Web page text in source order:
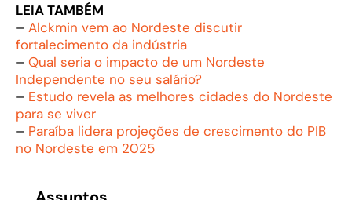
LEIA TAMBÉM
– Alckmin vem ao Nordeste discutir
fortalecimento da indústria
– Qual seria o impacto de um Nordeste
Independente no seu salário?
– Estudo revela as melhores cidades do Nordeste
para se viver
– Paraíba lidera projeções de crescimento do PIB
no Nordeste em 2025